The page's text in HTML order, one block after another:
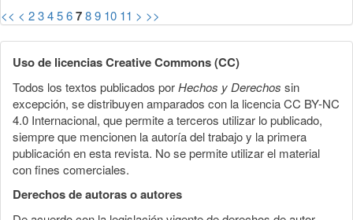
<< < 23456789 10 11 > >>
Uso de licencias Creative Commons (CC)
Todos los textos publicados porHechos y Derechos sin
excepción, se distribuyen amparados con la licencia CC BY-NC
4.0 Internacional, que permite a terceros utilizar lo publicado,
siempre que mencionen la autoría del trabajo y la primera
publicación en esta revista. No se permite utilizar el material
con fines comerciales.
Derechos de autoras o autores